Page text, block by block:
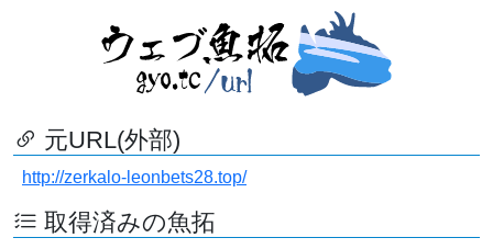
元URL(外部)
http://zerkalo-leonbets28.top/
取得済みの魚拓